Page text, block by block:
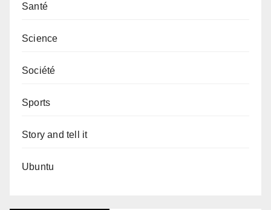
Santé
Science
Société
Sports
Story and tell it
Ubuntu